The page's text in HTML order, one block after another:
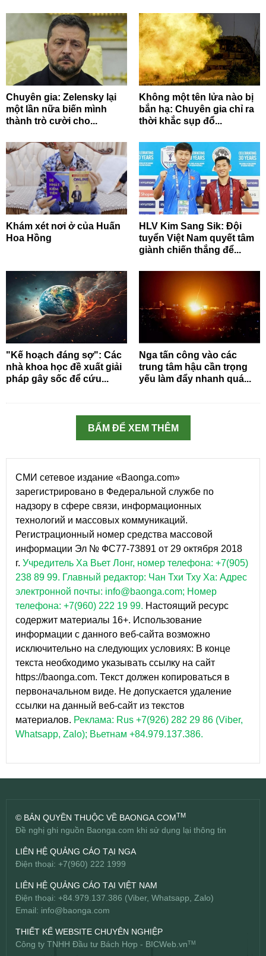
Chuyên gia: Zelensky lại
một lần nữa biến mình
thành trò cười cho...
Không một tên lửa nào bị
bắn hạ: Chuyên gia chỉ ra
thời khắc sụp đổ...
Khám xét nơi ở của Huấn
Hoa Hồng
HLV Kim Sang Sik: Đội
tuyển Việt Nam quyết tâm
giành chiến thắng để...
"Kế hoạch đáng sợ": Các
nhà khoa học đề xuất giải
pháp gây sốc để cứu...
Nga tấn công vào các
trung tâm hậu cần trọng
yếu làm đẩy nhanh quá...
BẤM ĐỂ XEM THÊM
СМИ сетевое издание «Baonga.com»
зарегистрировано в Федеральной службе по
надзору в сфере связи, информационных
технологий и массовых коммуникаций.
Регистрационный номер средства массовой
информации Эл № ФС77-73891 от 29 октября 2018
г. Учредитель Ха Вьет Лонг, номер телефона: +7(905)
238 89 99. Главный редактор: Чан Тхи Тху Ха: Адрес
электронной почты: info@baonga.com; Номер
телефона: +7(960) 222 19 99. Настоящий ресурс
содержит материалы 16+. Использование
информации с данного веб-сайта возможно
исключительно на следующих условиях: В конце
текста необходимо указывать ссылку на сайт
https://baonga.com. Текст должен копироваться в
первоначальном виде. Не допускается удаление
ссылки на данный веб-сайт из текстов
материалов. Реклама: Rus +7(926) 282 29 86 (Viber,
Whatsapp, Zalo); Вьетнам +84.979.137.386.
© BẢN QUYỀN THUỘC VỀ BAONGA.COMTM
Đề nghị ghi nguồn Baonga.com khi sử dụng lại thông tin
LIÊN HỆ QUẢNG CÁO TẠI NGA
Điện thoại: +7(960) 222 1999
LIÊN HỆ QUẢNG CÁO TẠI VIỆT NAM
Điện thoại: +84.979.137.386 (Viber, Whatsapp, Zalo)
Email: info@baonga.com
THIẾT KẾ WEBSITE CHUYÊN NGHIỆP
Công ty TNHH Đầu tư Bách Hợp - BICWeb.vnTM